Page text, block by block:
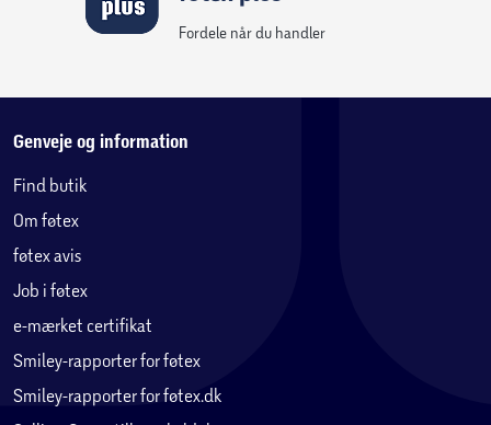
signaturmønster forhindrer revner, og fastgørelsesnitter
tjekke MAGNA-TILES® Stardust 15-Piece sættet.
byggere i alderen 3-99 år og er specielt designet, så børn
kan nyde dem uden instruktioner eller voksenhjælp. Vi er
stolte fortalere for meningsfuld leg, som er sjovt,
udviklingsmæssigt.
Sættet indeholder:
• 4 små firkanter
• 4 ligesidede trekanter
Fordele når du handler
Genveje og information
Find butik
Om føtex
føtex avis
Job i føtex
e-mærket certifikat
Smiley-rapporter for føtex
Smiley-rapporter for føtex.dk